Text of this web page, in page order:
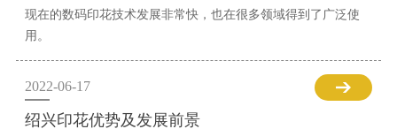
现在的数码印花技术发展非常快，也在很多领域得到了广泛使
用。
2022-06-17
绍兴印花优势及发展前景